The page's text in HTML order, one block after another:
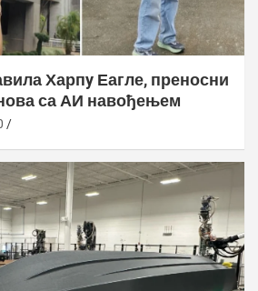
Харпy Еагле, преносни
са АИ навођењем